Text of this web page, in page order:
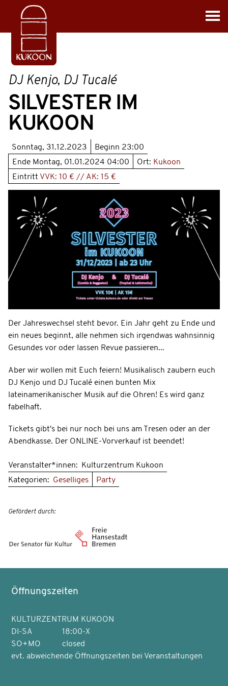
DJ Kenjo, DJ Tucalé
SILVESTER IM
KUKOON
Sonntag, 31.12.2023 Beginn 23:00
Ende Montag, 01.01.2024 04:00 Ort: Kukoon
Eintritt VVK: 10 € // AK: 15 €
Der Jahreswechsel steht bevor. Ein Jahr geht zu Ende und
ein neues beginnt, alle nehmen sich irgendwas wahnsinnig
Gesundes vor oder lassen Revue passieren...
Aber wir wollen mit Euch feiern! Musikalisch zaubern euch
DJ Kenjo und DJ Tucalé einen bunten Mix
lateinamerikanischer Musik auf die Ohren! Es wird ganz
fabelhaft.
Tickets gibt's bei nur noch bei uns am Tresen oder an der
Abendkasse. Der ONLINE-Vorverkauf ist beendet!
Veranstalter*innen:
Kulturzentrum Kukoon
Kategorien: Geselliges Party
Gefördert durch:
Öffnungszeiten
KULTURZENTRUM KUKOON
DI-SA
18:00-X
SO+MO
closed
evt. abweichende Öffnungszeiten bei Veranstaltungen